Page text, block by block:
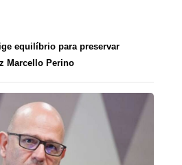
equilíbrio para preservar
Marcello Perino